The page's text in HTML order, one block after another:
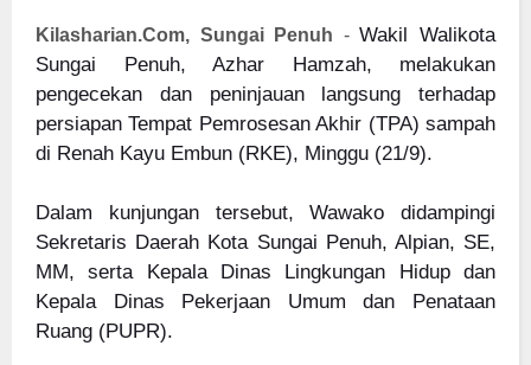
Kilasharian.Com, Sungai Penuh -Wakil Walikota
Sungai Penuh, Azhar Hamzah, melakukan
pengecekan dan peninjauan langsung terhadap
persiapan Tempat Pemrosesan Akhir (TPA) sampah
di Renah Kayu Embun (RKE), Minggu (21/9).
Dalam kunjungan tersebut, Wawako didampingi
Sekretaris Daerah Kota Sungai Penuh, Alpian, SE,
MM, serta Kepala Dinas Lingkungan Hidup dan
Kepala Dinas Pekerjaan Umum dan Penataan
Ruang (PUPR).